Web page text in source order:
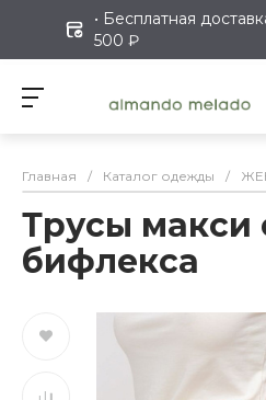
• Бесплатная
500 ₽
Главная / Каталог одежды /
Трусы макси
бифлекса